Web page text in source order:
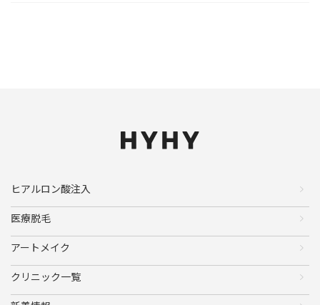
ヒアルロン酸注入
医療脱毛
アートメイク
クリニック一覧